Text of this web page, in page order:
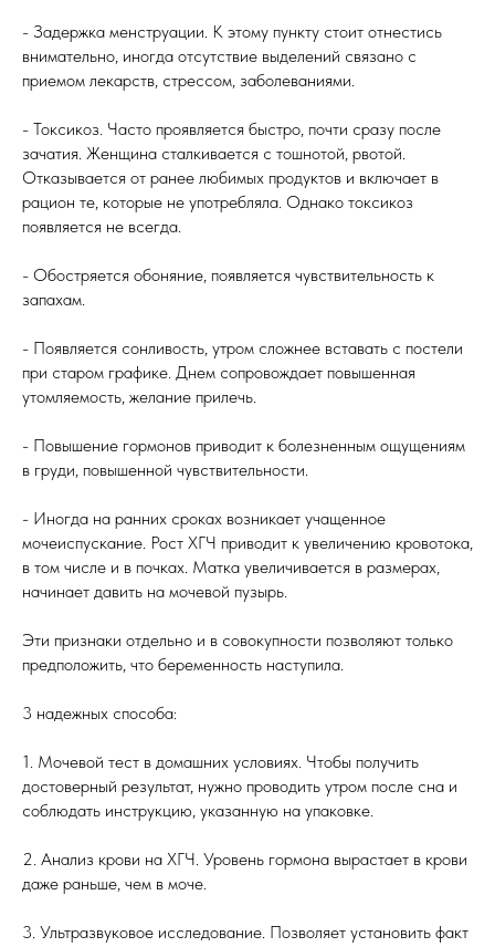
- Задержка менструации. К этому пункту стоит отнестись
внимательно, иногда отсутствие выделений связано с
приемом лекарств, стрессом, заболеваниями.
- Токсикоз. Часто проявляется быстро, почти сразу после
зачатия. Женщина сталкивается с тошнотой, рвотой.
Отказывается от ранее любимых продуктов и включает в
рацион те, которые не употребляла. Однако токсикоз
появляется не всегда.
- Обостряется обоняние, появляется чувствительность к
запахам.
- Появляется сонливость, утром сложнее вставать с постели
при старом графике. Днем сопровождает повышенная
утомляемость, желание прилечь.
- Повышение гормонов приводит к болезненным ощущениям
в груди, повышенной чувствительности.
- Иногда на ранних сроках возникает учащенное
мочеиспускание. Рост ХГЧ приводит к увеличению кровотока,
в том числе и в почках. Матка увеличивается в размерах,
начинает давить на мочевой пузырь.
Эти признаки отдельно и в совокупности позволяют только
предположить, что беременность наступила.
3 надежных способа:
1. Мочевой тест в домашних условиях. Чтобы получить
достоверный результат, нужно проводить утром после сна и
соблюдать инструкцию, указанную на упаковке.
2. Анализ крови на ХГЧ. Уровень гормона вырастает в крови
даже раньше, чем в моче.
3. Ультразвуковое исследование. Позволяет установить факт